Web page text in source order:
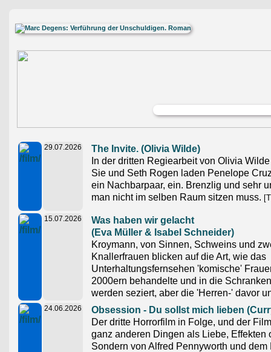
29.07.2026
The Invite. (Olivia Wilde)
In der dritten Regiearbeit von Olivia
Sie und Seth Rogen laden Penelope
ein Nachbarpaar, ein. Brenzlig und sehr
man nicht im selben Raum sitzen muss.
15.07.2026
Was haben wir gelacht
(Eva Müller & Isabel Schneider)
Kroymann, von Sinnen, Schweins und
Knallerfrauen blicken auf die Art, wie das
Unterhaltungsfernsehen 'komische'
2000ern behandelte und in die
werden seziert, aber die 'Herren-' davor
24.06.2026
Obsession - Du sollst mich lieben
Der dritte Horrorfilm in Folge, und der
ganz anderen Dingen als Liebe, Effekten
Sondern von Alfred Pennyworth und